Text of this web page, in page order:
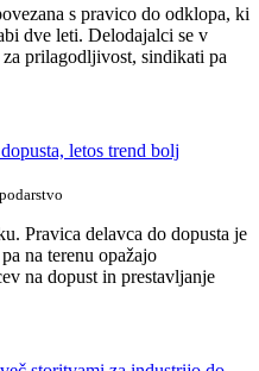
s pravico do odklopa, ki
dve leti. Delodajalci se v
prilagodljivost, sindikati pa
letos trend bolj
Pravica delavca do dopusta je
na terenu opažajo
na dopust in prestavljanje